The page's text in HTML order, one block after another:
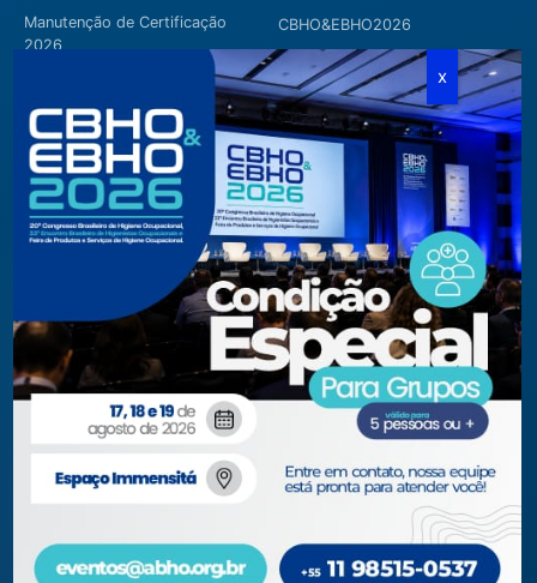
Manutenção de Certificação
2026
CBHO&EBHO2026
Cursos Modulares
Eventos Apoiados
Eventos Regionais
Loja
Fone/Fax:
+ 55 11 3081.5909 / 3081.1709
secretaria@abho.org.br
Rua Cardoso de Almeida, 167 CJ 121
WhatsApp: (11) 93938-9842